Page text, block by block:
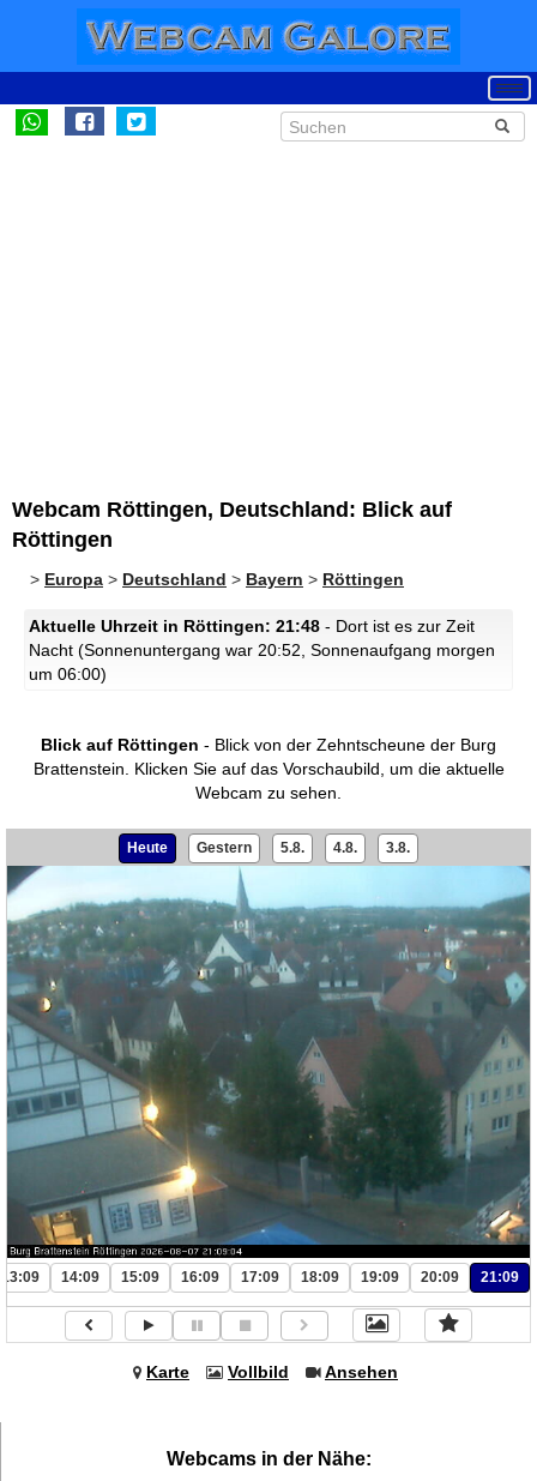
Webcam Röttingen, Deutschland: Blick auf
Röttingen
> Europa > Deutschland > Bayern > Röttingen
Aktuelle Uhrzeit in Röttingen: 21:48 - Dort ist es zur Zeit
Nacht (Sonnenuntergang war 20:52, Sonnenaufgang morgen
um 06:00)
Blick auf Röttingen - Blick von der Zehntscheune der Burg
Brattenstein.
Klicken Sie auf das Vorschaubild, um die aktuelle
Webcam zu sehen.
Heute Gestern 5.8. 4.8. 3.8.
13:09 14:09 15:09 16:09 17:09 18:09 19:09 20:09 21:09
Karte Vollbild Ansehen
Webcams in der Nähe: